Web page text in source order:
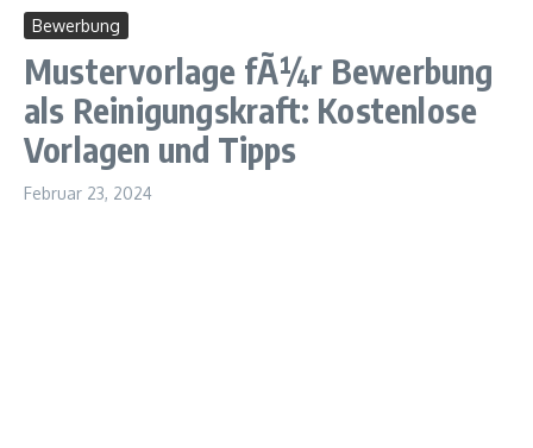
Bewerbung
Mustervorlage fÃ¼r Bewerbung
als Reinigungskraft: Kostenlose
Vorlagen und Tipps
Februar 23, 2024